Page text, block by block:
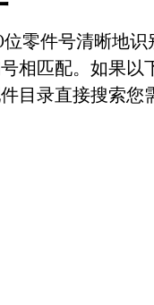
零件号清晰地识
相匹配。如果以
目录直接搜索您